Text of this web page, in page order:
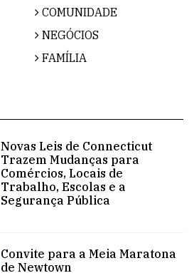
COMUNIDADE
NEGÓCIOS
FAMÍLIA
Novas Leis de Connecticut
Trazem Mudanças para
Comércios, Locais de
Trabalho, Escolas e a
Segurança Pública
Convite para a Meia Maratona
de Newtown